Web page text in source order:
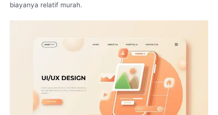
biayanya relatif murah.